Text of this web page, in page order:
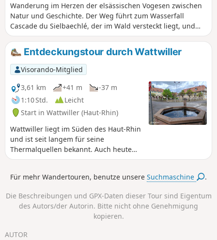
Wanderung im Herzen der elsässischen Vogesen zwischen
Natur und Geschichte. Der Weg führt zum Wasserfall
Cascade du Sielbaechlé, der im Wald versteckt liegt, und
anschließend zum Hartmannswillerkopf (Vieil-Armand),
einer bedeutenden Stätte des Ersten Weltkriegs. Zwischen
Wasserfällen, historischen Überresten und Ausblicken auf
die elsässische Ebene bietet diese Rundwanderung ein
umfassendes Eintauchen in eine wilde und
geschichtsträchtige Umgebung.
Entdeckungstour durch Wattwiller
Visorando-Mitglied
3,61 km
+41 m
-37 m
1:10 Std.
Leicht
Start in Wattwiller (Haut-Rhin)
Wattwiller liegt im Süden des Haut-Rhin
und ist seit langem für seine
Thermalquellen bekannt. Auch heute
noch wird das Wasser in unseren
Rundgang können Sie einen Großteil
insbesondere die vier Brunnen, die
Kirche Saint-Jean-Baptiste sowie das
Museum der Fondation François
Schneider. Der Rundgang beinhaltet
Für mehr Wandertouren, benutze unsereSuchmaschine .
Die Beschreibungen und GPX-Daten dieser Tour sind Eigentum
des Autors/der Autorin. Bitte nicht ohne Genehmigung
kopieren.
AUTOR